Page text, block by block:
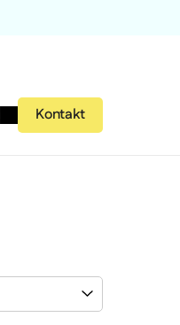
Kontakt